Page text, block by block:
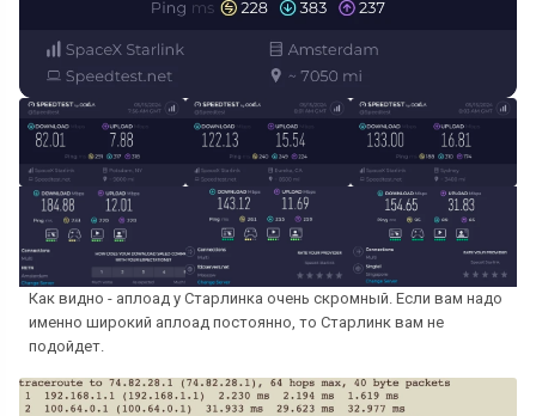
Как видно - аплоад у Старлинка очень скромный. Если вам надо
именно широкий аплоад постоянно, то Старлинк вам не
подойдет.